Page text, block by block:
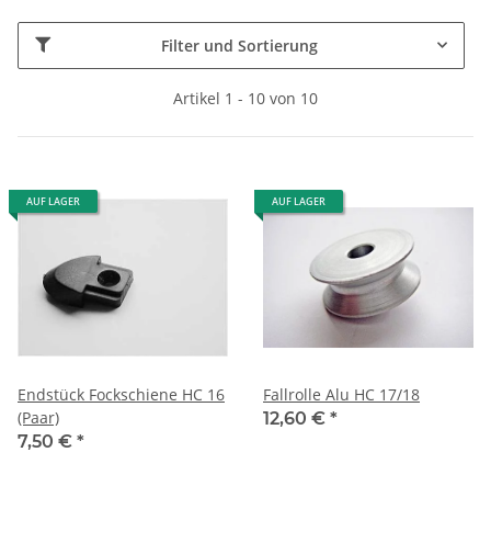
Filter und Sortierung
Artikel 1 - 10 von 10
AUF LAGER
Endstück Fockschiene HC 16
(Paar)
7,50 € *
AUF LAGER
Fallrolle Alu HC 17/18
12,60 € *